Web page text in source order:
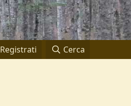
Registrati Cerca